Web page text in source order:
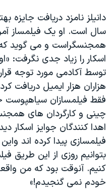
دانیلز نامزد دریافت جایزه
سال است. او یک فیلمساز
همجنسگراست و می گوید که
اسکار را زیاد جدی نگرفت:
توسط آکادمی مورد توجه
هزاران هزار ایمیل دریافت
فقط فیلمسازان سیاهپوست
چینی و کارگردان های
اهدا کنندگان جوایز اسکار
فیلمسازی پیدا کرده اند
بتوانیم روزی از این طریق
کنیم. آنوقت بود که من
خودم نمی گنجیدم!»